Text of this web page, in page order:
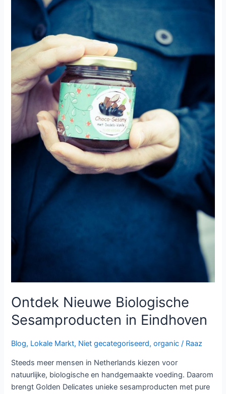
Ontdek Nieuwe Biologische
Sesamproducten in Eindhoven
Blog, Lokale Markt, Niet gecategoriseerd,organic / Raaz
Steeds meer mensen in Netherlands kiezen voor
natuurlijke, biologische en handgemaakte voeding. Daarom
brengt Golden Delicates unieke sesamproducten met pure
Biologische
Sesamproducten
Eindhoven